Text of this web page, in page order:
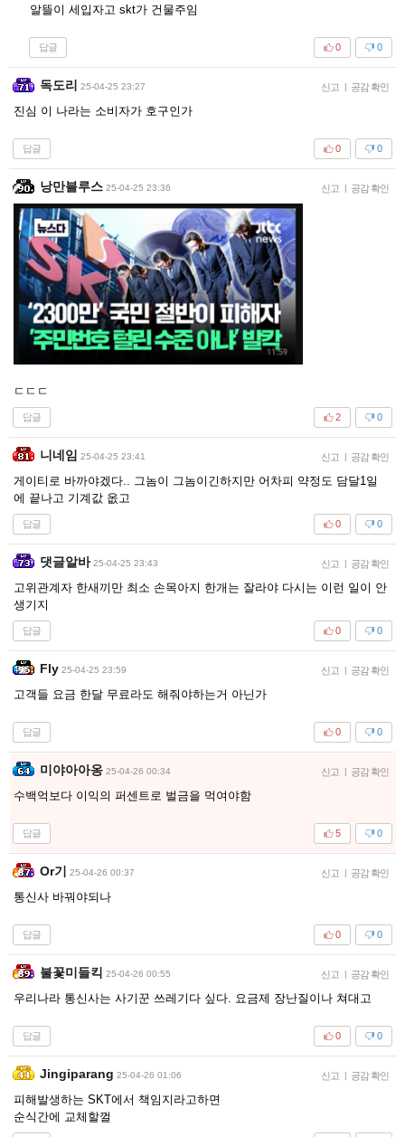
알뜰이 세입자고 skt가 건물주임
답글 0
0
독도리 25-04-25 23:27 신고 | 공감 확인
진심 이 나라는 소비자가 호구인가
답글 0
0
낭만블루스 25-04-25 23:36 신고 | 공감 확인
ㄷㄷㄷ
답글 0
2
니네임 25-04-25 23:41 신고 | 공감 확인
게이티로 바까야겠다.. 그놈이 그놈이긴하지만 어차피 약정도 담달1일
에 끝나고 기계값 옶고
답글 0
0
댓글알바 25-04-25 23:43 신고 | 공감 확인
고위관계자 한새끼만 최소 손목아지 한개는 잘라야 다시는 이런 일이 안
생기지
답글 0
0
Fly 25-04-25 23:59 신고 | 공감 확인
고객들 요금 한달 무료라도 해줘야하는거 아닌가
답글 0
0
미야아아옹 25-04-26 00:34 신고 | 공감 확인
수백억보다 이익의 퍼센트로 벌금을 먹여야함
답글 0
5
Or기 25-04-26 00:37 신고 | 공감 확인
통신사 바꿔야되나
답글 0
0
불꽃미들킥 25-04-26 00:55 신고 | 공감 확인
우리나라 통신사는 사기꾼 쓰레기다 싶다. 요금제 장난질이나 쳐대고
답글 0
0
Jingiparang 25-04-26 01:06 신고 | 공감 확인
피해발생하는 SKT에서 책임지라고하면
순식간에 교체할껄